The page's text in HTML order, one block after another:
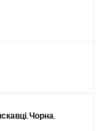
Чорна.